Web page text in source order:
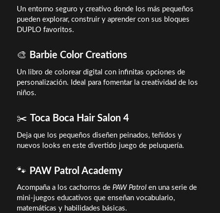
Un entorno seguro y creativo donde los más pequeños
pueden explorar, construir y aprender con sus bloques
DUPLO favoritos.
🎨 Barbie Color Creations
Un libro de colorear digital con infinitas opciones de
personalización. Ideal para fomentar la creatividad de los
niños.
✂️ Toca Boca Hair Salon 4
Deja que los pequeños diseñen peinados, teñidos y
nuevos looks en este divertido juego de peluquería.
🐾 PAW Patrol Academy
Acompaña a los cachorros de PAW Patrolen una serie de
mini-juegos educativos que enseñan vocabulario,
matemáticas y habilidades básicas.